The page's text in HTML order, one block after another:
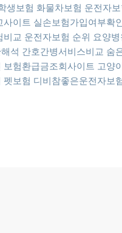
생보험 화물차보험 운전자
사이트 실손보험가입여부확
비교 운전자보험 순위 요양
석 간호간병서비스비교 숨
보험환급금조회사이트 고양
펫보험 디비참좋은운전자보